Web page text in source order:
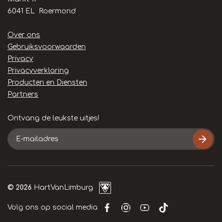
6041 EL Roermond
Handige
links
Over ons
Gebruiksvoorwaarden
Privacy
Privacyverklaring
Producten en Diensten
Partners
Ontvang de leukste uitjes!
E-
mailadres
© 2026 HartVanLimburg
Volg ons op social media